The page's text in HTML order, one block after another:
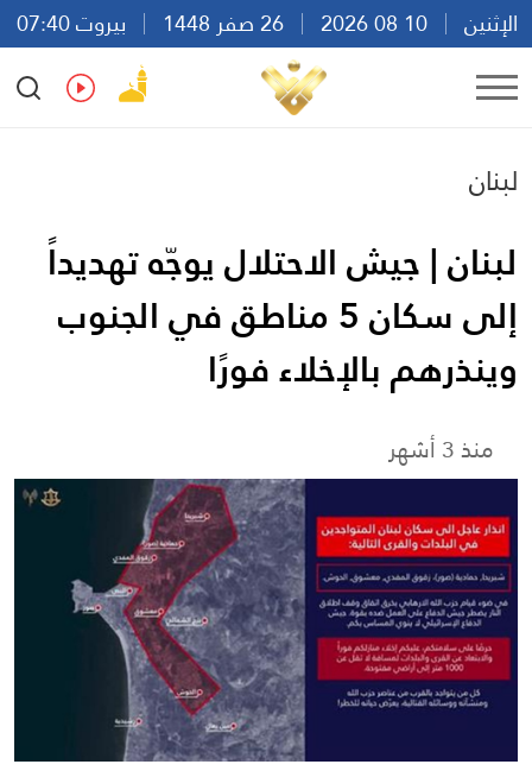
الإثنين
بيروت 07:40
Ar
En Fr Es
لبنان
لبنان | جيش الاحتلال يوجّه تهديداً
إلى سكان 5 مناطق في الجنوب
وينذرهم بالإخلاء فورًا
منذ 3 أشهر